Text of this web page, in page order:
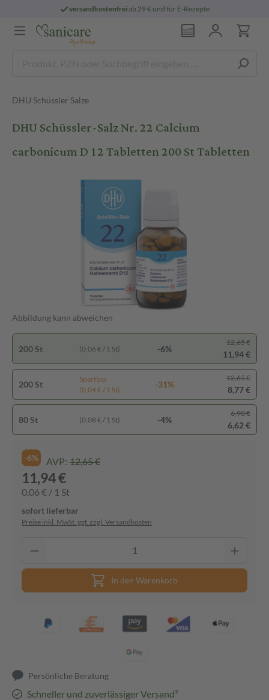
versandkostenfreiab 29 € und für E-Rezepte
DHU Schüssler Salze
DHU Schüssler-Salz Nr. 22 Calcium
carbonicum D 12 Tabletten 200 St Tabletten
Abbildung kann abweichen
200 St (0,06 € / 1 St) -6%
12,65 €
11,94 €
200 St
Spartipp
(0,04 € / 1 St)
-31%
12,65 €
8,77 €
80 St (0,08 € / 1 St) -4%
6,90 €
6,62 €
-6% AVP: 12,65 €
11,94 €
0,06 € / 1 St
sofort lieferbar
Preise inkl. MwSt. ggf. zzgl. Versandkosten
In den Warenkorb
Persönliche Beratung
Schneller und zuverlässiger Versand³